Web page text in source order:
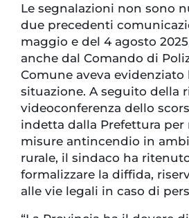
Le segnalazioni non sono
due precedenti
maggio e del 4 agosto
anche dal Comando di
Comune aveva evidenziato
situazione. A seguito della
videoconferenza dello
indetta dalla Prefettura per
misure antincendio in
rurale, il sindaco ha
formalizzare la diffida,
alle vie legali in caso di